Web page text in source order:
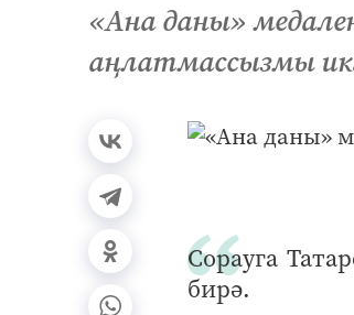
«Ана даны»
аңлатмассызмы
Сорауга
бирә.